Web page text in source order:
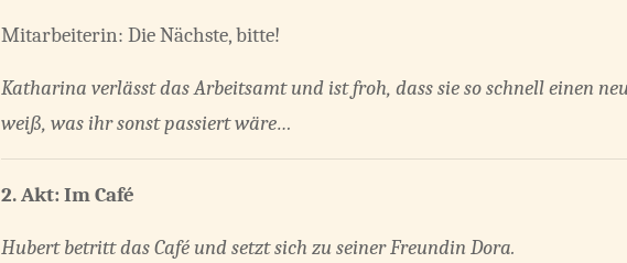
Mitarbeiterin: Die Nächste, bitte!
Katharina verlässt das Arbeitsamt und ist froh, dass sie so schnell einen
weiß, was ihr sonst passiert wäre…
2. Akt: Im Café
Hubert betritt das Café und setzt sich zu seiner Freundin Dora.